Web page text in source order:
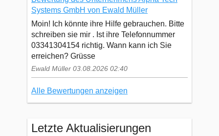
Systems GmbH von Ewald Müller
Moin! Ich könnte ihre Hilfe gebrauchen. Bitte
schreiben sie mir . Ist ihre Telefonnummer
03341304154 richtig. Wann kann ich Sie
erreichen? Grüsse
Ewald Müller 03.08.2026 02:40
Alle Bewertungen anzeigen
Letzte Aktualisierungen